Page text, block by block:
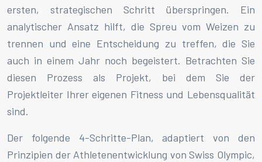
ersten, strategischen Schritt überspringen. Ein
analytischer Ansatz hilft, die Spreu vom Weizen zu
trennen und eine Entscheidung zu treffen, die Sie
auch in einem Jahr noch begeistert. Betrachten Sie
diesen Prozess als Projekt, bei dem Sie der
Projektleiter Ihrer eigenen Fitness und Lebensqualität
sind.
Der folgende 4-Schritte-Plan, adaptiert von den
Prinzipien der Athletenentwicklung von Swiss Olympic,